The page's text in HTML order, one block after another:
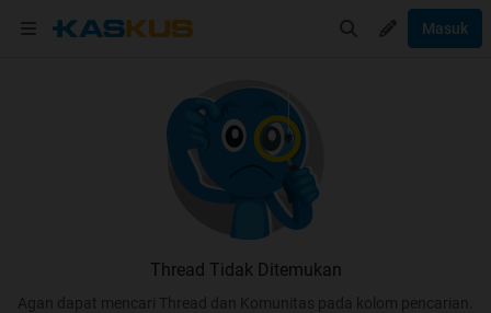
Masuk
Thread Tidak Ditemukan
Agan dapat mencari Thread dan Komunitas pada kolom pencarian.